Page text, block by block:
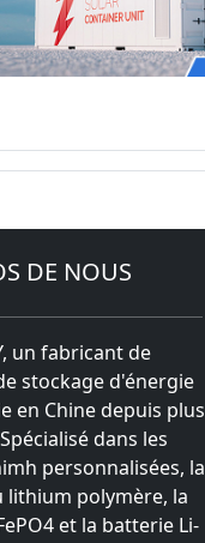
DE NOUS
un fabricant de
stockage d'énergie
en Chine depuis plus
dans les
personnalisées, la
lithium polymère, la
et la batterie Li-